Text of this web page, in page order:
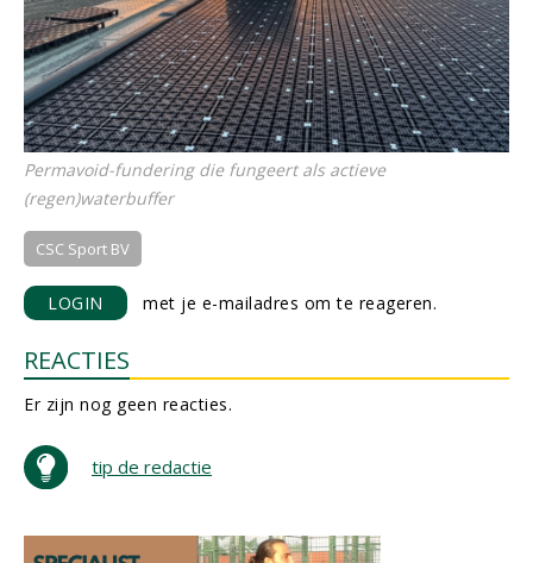
Permavoid-fundering die fungeert als actieve
(regen)waterbuffer
CSC Sport BV
LOGIN met je e-mailadres om te reageren.
REACTIES
Er zijn nog geen reacties.
tip de redactie